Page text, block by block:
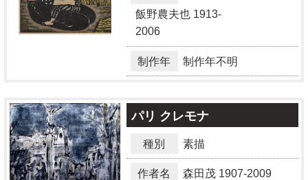
飯野農夫也 1913-
2006
制作年 制作年不明
パリ クレモナ
種別 素描
作者名 森田茂 1907-2009